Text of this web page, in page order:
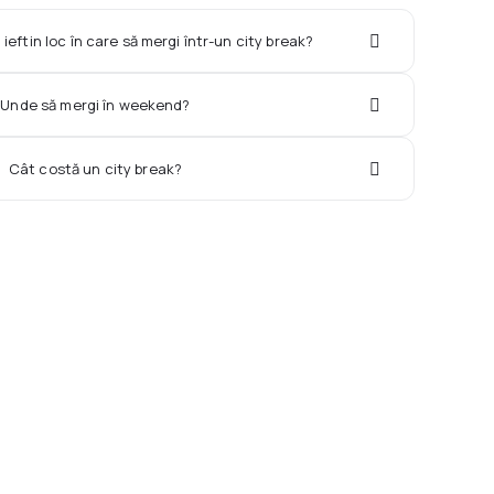
loc în care să mergi într-un city break?
Unde să mergi în weekend?
Cât costă un city break?